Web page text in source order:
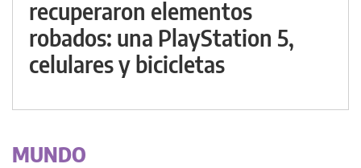
recuperaron elementos
robados: una PlayStation 5,
celulares y bicicletas
MUNDO